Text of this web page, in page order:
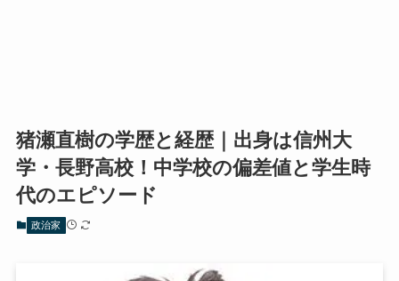
猪瀬直樹の学歴と経歴｜出身は信州大
学・長野高校！中学校の偏差値と学生時
代のエピソード
政治家